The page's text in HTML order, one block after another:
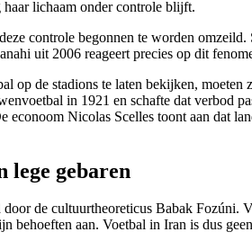
lichaam onder controle blijft.
controle begonnen te worden
uit 2006 reageert precies op dit
op de stadions te laten bekijken,
in 1921 en schafte dat verbod
econoom Nicolas Scelles toont aan dat
lege gebaren
de cultuurtheoreticus Babak Fozúni.
behoeften aan. Voetbal in Iran is dus